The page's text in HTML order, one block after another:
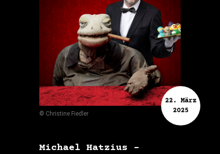
22. März
2025
© Christine Fiedler
Michael Hatzius –